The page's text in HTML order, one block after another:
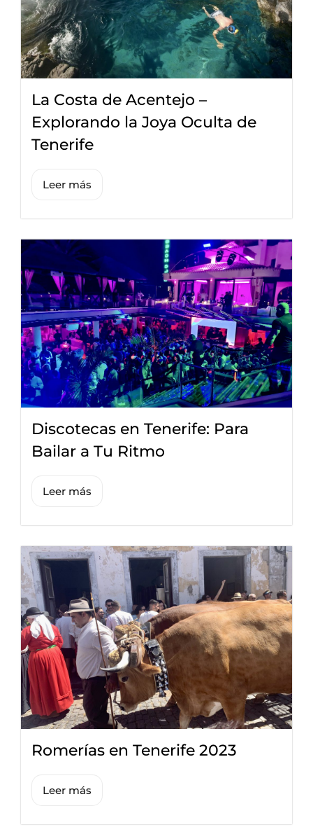
La Costa de Acentejo –
Explorando la Joya Oculta de
Tenerife
Leer más
Discotecas en Tenerife: Para
Bailar a Tu Ritmo
Leer más
Romerías en Tenerife 2023
Leer más